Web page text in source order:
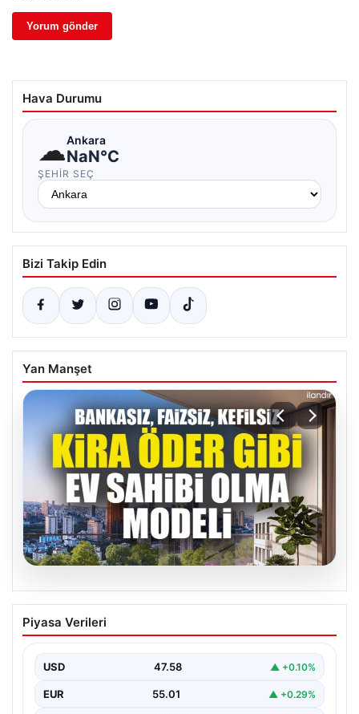
Hava Durumu
☁Ankara
NaN°C
ŞEHIR SEÇ
Bizi Takip Edin
Yan Manşet
05.08.2026
DAP Yapı’dan bir ilk! Emlak Konut
güvencesi Dap vizyonuyla kendi
Piyasa Verileri
USD 47.58 ▲ +0.10%
EUR 55.01 ▲ +0.29%